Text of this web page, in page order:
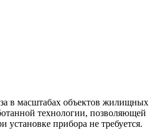
в масштабах объектов жилищных
технологии, позволяющей
установке прибора не требуется.